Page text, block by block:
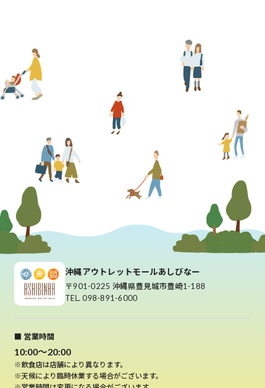
沖縄アウトレットモールあしびなー
〒901-0225 沖縄県豊見城市豊崎1-188
TEL. 098-891-6000
■ 営業時間
10:00～20:00
※飲食店は店舗により異なります。
※天候により臨時休業する場合がございます。